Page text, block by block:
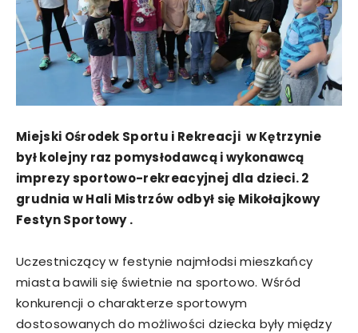
Miejski Ośrodek Sportu i Rekreacji w Kętrzynie
był kolejny raz pomysłodawcą i wykonawcą
imprezy sportowo-rekreacyjnej dla dzieci. 2
grudnia w Hali Mistrzów odbył się Mikołajkowy
Festyn Sportowy .
Uczestniczący w festynie najmłodsi mieszkańcy
miasta bawili się świetnie na sportowo. Wśród
konkurencji o charakterze sportowym
dostosowanych do możliwości dziecka były między